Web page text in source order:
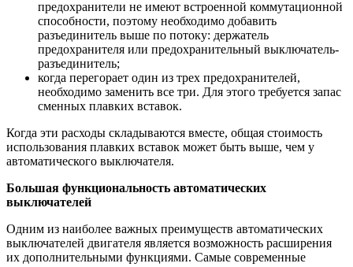
предохранители не имеют встроенной коммутационной
способности, поэтому необходимо добавить
разъединитель выше по потоку: держатель
предохранителя или предохранительный выключатель-
разъединитель;
когда перегорает один из трех предохранителей,
необходимо заменить все три. Для этого требуется запас
сменных плавких вставок.
Когда эти расходы складываются вместе, общая стоимость
использования плавких вставок может быть выше, чем у
автоматического выключателя.
Большая функциональность автоматических
выключателей
Одним из наиболее важных преимуществ автоматических
выключателей двигателя является возможность расширения
их дополнительными функциями. Самые современные